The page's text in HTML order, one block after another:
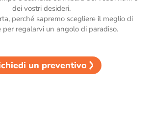
dei vostri desideri.
perché sapremo scegliere il meglio di
per regalarvi un angolo di paradiso.
un preventivo